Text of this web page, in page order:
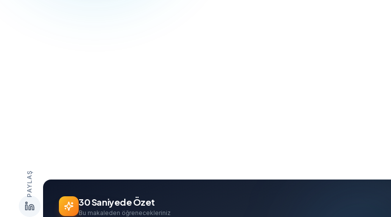
PAYLAŞ
30 Saniyede Özet
Bu makaleden öğrenecekleriniz